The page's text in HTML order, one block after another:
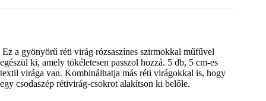
Ez a gyönyörű réti virág rózsaszínes szirmokkal műfűvel
egészül ki, amely tökéletesen passzol hozzá. 5 db, 5 cm-es
textil virága van. Kombinálhatja más réti virágokkal is, hogy
egy csodaszép rétivirág-csokrot alakítson ki belőle.